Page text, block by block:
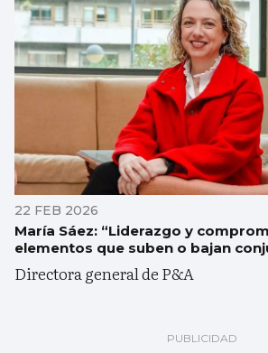
22 FEB 2026
María Sáez: “Liderazgo y
elementos que suben o bajan
Directora general de P&A